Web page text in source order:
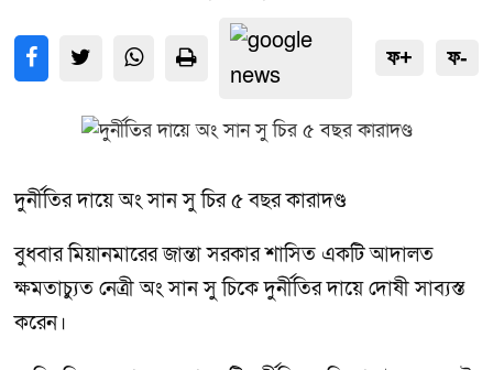
ফ+ ফ-
দুর্নীতির দায়ে অং সান সু চির ৫ বছর কারাদণ্ড
বুধবার মিয়ানমারের জান্তা সরকার শাসিত একটি আদালত
ক্ষমতাচ্যুত নেত্রী অং সান সু চিকে দুর্নীতির দায়ে দোষী সাব্যস্ত
করেন।